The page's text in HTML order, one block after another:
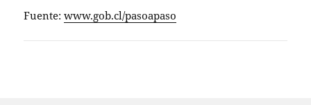
Fuente:www.gob.cl/pasoapaso